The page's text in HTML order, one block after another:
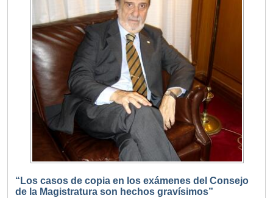
“Los casos de copia en los exámenes del Consejo
de la Magistratura son hechos gravísimos”